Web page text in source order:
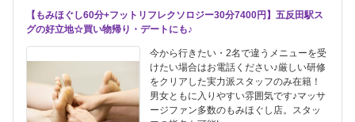
【もみほぐし60分+フットリフレクソロジー30分7400円】五反田駅ス
グの好立地☆買い物帰り・デートにも♪
今から行きたい・2名で違うメニューを受
けたい場合はお電話ください♪厳しい研修
をクリアした実力派スタッフのみ在籍！
男女ともに入りやすい雰囲気です♪マッサ
ージファン多数のもみほぐし店。スタッ